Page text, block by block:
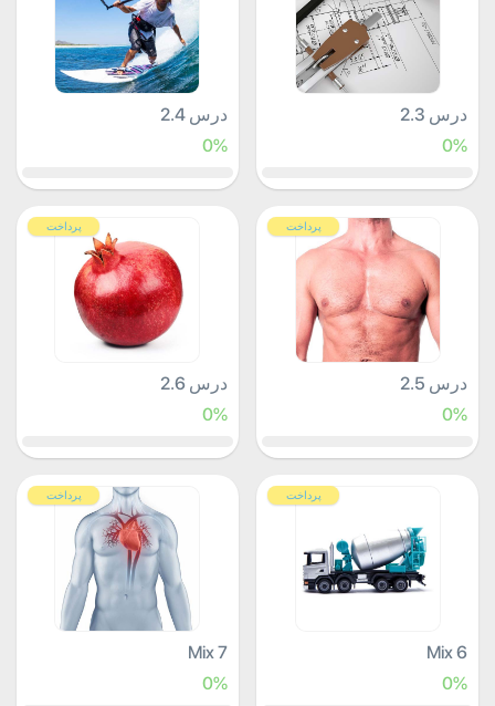
درس 2.3
0%
درس 2.4
0%
پرداخت
درس 2.5
0%
پرداخت
درس 2.6
0%
پرداخت
Mix 6
0%
پرداخت
Mix 7
0%